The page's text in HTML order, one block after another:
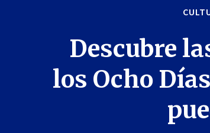
Descubre
los Ocho